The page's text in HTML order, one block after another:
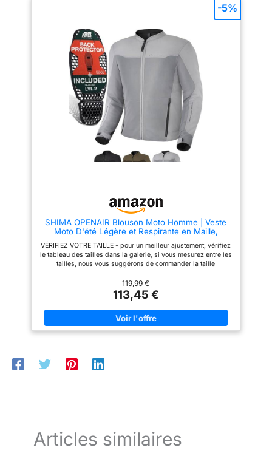
amovibles en réflexion sur la
luminosité, au dos, aux épaules
et aux coudes Veuillez vous
référer attentivement au tableau
des tailles pour choisir votre
taille avant de commander. LA
QUALITÉ EST NOTRE CULTURE.
Qualité garantie par au moins 6
mois de garantie. Si vous avez
des questions, n'hésitez pas à
nous envoyer un courriel. Nous
répondrons dans les 24 heures
extérieur en fait un blouson de
moto chaud, idéal pour une
utilisation toute l'année
【Meilleurs détails】Veste de
moto d'hiver IRON
JIA’Scomprend une capuche,
une doublure et un équipement
de protection amovibles. Il offre
des poches zippées à double
épaisseur de grande capacité
pour un grand espace de
rangement. La fermeture éclair
latérale permet un ajustement
flexible de la taille, ce qui
facilite l'enfilage et le retrait et
améliore la respirabilité. Motif
quadrillé en losange sur les
épaules. Le logo sur la poitrine
épaules et les coudes pour
De plus, la protection dorsale
amovible en EVA assure une
dangers potentiels. La
conception élégante de la
bande réfléchissante améliore
doublure de la veste de moto
pour la peau et de matériaux de
soigneusement sélectionnés
【Doublure amovible】La
SHIMA OPENAIR Blouson Moto Homme | Veste
Moto D'été Légère et Respirante en Maille,
coudes, réglage de la largeur (Gris, L)
VÉRIFIEZ VOTRE TAILLE - pour un meilleur ajustement, vérifiez
le tableau des tailles dans la galerie, si vous mesurez entre les
tailles, nous vous suggérons de commander la taille
des protections du dos, des épaules et des coudes certifiées
CE assure la protection et la libre circulation de l'air.
FUNCTIONNALITÉ - la veste possède une poche intérieure
étanche, une poche intérieure supplémentaire et 2 poches
extérieures. VENTILATION - plus de la moitié de la veste est
constituée d'un tissu en maille extra-respirant qui rend cette
119,99 €
113,45 €
-5%
Articles similaires